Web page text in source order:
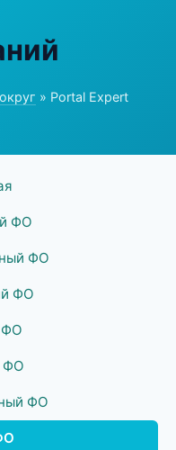
» Portal Expert
ФО
ФО
ФО
ФО
ФО
ФО